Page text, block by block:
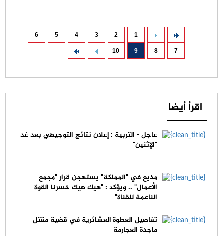
1
2
3
4
5
6
7
8
9
10
اقرأ أيضا
عاجل - التربية : إعلان نتائج التوجيهي بعد غد
"الإثنين"
مذيع في "المملكة" يستهجن قرار "مجمع
الأعمال" .. ويؤكد : "هيك هيك خسرنا القوة
الناعمة للقناة"
تفاصيل العطوة العشائرية في قضية مقتل
ماجدة العجارمة